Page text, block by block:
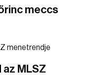
meccs
MLSZ